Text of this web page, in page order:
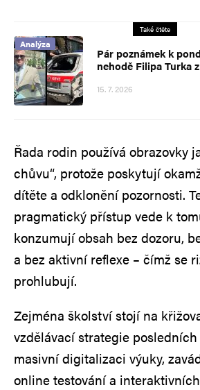
Také čtěte
Analýza
Pár poznámek k
nehodě Filipa Turka
15. 7. 2026
Řada rodin používá obrazovky
chůvu“, protože poskytují
dítěte a odklonění pozornosti.
pragmatický přístup vede k
konzumují obsah bez dozoru,
a bez aktivní reflexe – čímž se
prohlubují.
Zejména školství stojí na
vzdělávací strategie
masivní digitalizaci výuky,
online testování a